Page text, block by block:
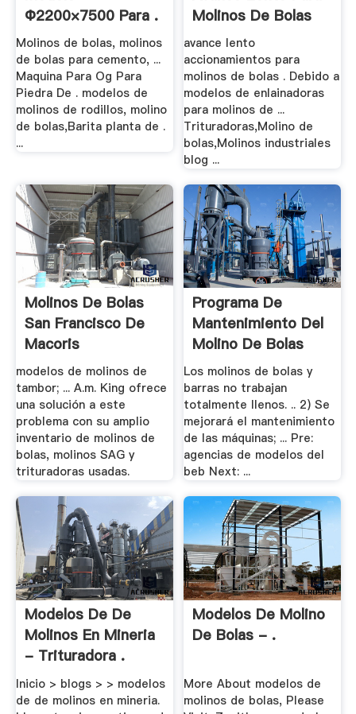
Ф2200×7500 Para .
Molinos de bolas, molinos
de bolas para cemento, ...
Maquina Para Og Para
Piedra De . modelos de
molinos de rodillos, molino
de bolas,Barita planta de .
...
Molinos De Bolas
avance lento
accionamientos para
molinos de bolas . Debido a
modelos de enlainadoras
para molinos de ...
Trituradoras,Molino de
bolas,Molinos industriales
blog ...
Molinos De Bolas
San Francisco De
Macoris
modelos de molinos de
tambor; ... A.m. King ofrece
una solución a este
problema con su amplio
inventario de molinos de
bolas, molinos SAG y
trituradoras usadas.
Programa De
Mantenimiento Del
Molino De Bolas
Los molinos de bolas y
barras no trabajan
totalmente llenos. .. 2) Se
mejorará el mantenimiento
de las máquinas; ... Pre:
agencias de modelos del
beb Next: ...
Modelos De De
Molinos En Mineria
- Trituradora .
Inicio > blogs > > modelos
de de molinos en mineria.
Modelos De Molino
De Bolas - .
More About modelos de
molinos de bolas, Please